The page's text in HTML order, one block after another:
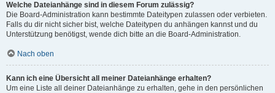
Welche Dateianhänge sind in diesem Forum zulässig?
Die Board-Administration kann bestimmte Dateitypen zulassen oder verbieten.
Falls du dir nicht sicher bist, welche Dateitypen du anhängen kannst und du
Unterstützung benötigst, wende dich bitte an die Board-Administration.
Nach oben
Kann ich eine Übersicht all meiner Dateianhänge erhalten?
Um eine Liste all deiner Dateianhänge zu erhalten, gehe in den persönlichen